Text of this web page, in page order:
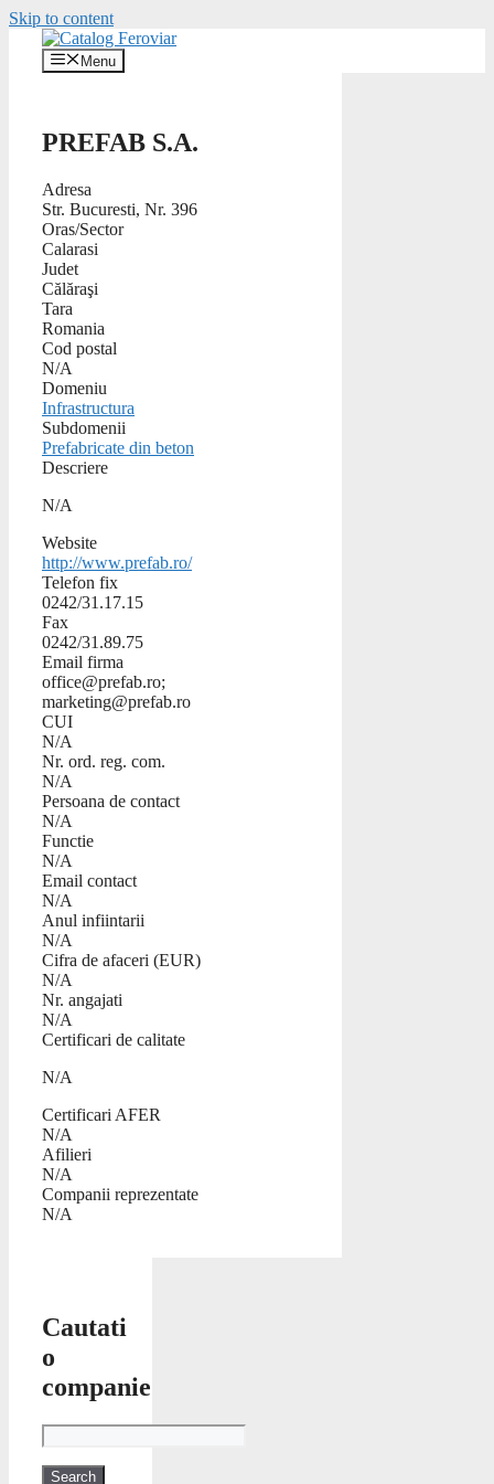
Skip to content
Menu
PREFAB S.A.
Adresa
Str. Bucuresti, Nr. 396
Oras/Sector
Calarasi
Judet
Călăraşi
Tara
Romania
Cod postal
N/A
Domeniu
Infrastructura
Subdomenii
Prefabricate din beton
Descriere
N/A
Website
http://www.prefab.ro/
Telefon fix
0242/31.17.15
Fax
0242/31.89.75
Email firma
office@prefab.ro;
marketing@prefab.ro
CUI
N/A
Nr. ord. reg. com.
N/A
Persoana de contact
N/A
Functie
N/A
Email contact
N/A
Anul infiintarii
N/A
Cifra de afaceri (EUR)
N/A
Nr. angajati
N/A
Certificari de calitate
N/A
Certificari AFER
N/A
Afilieri
N/A
Companii reprezentate
N/A
Cautati
o
companie